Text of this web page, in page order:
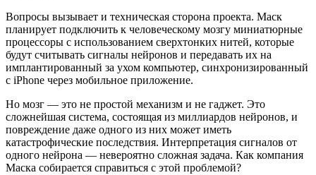
Вопросы вызывает и техническая сторона проекта. Маск
планирует подключить к человеческому мозгу миниатюрные
процессоры с использованием сверхтонких нитей, которые
будут считывать сигналы нейронов и передавать их на
имплантированный за ухом компьютер, синхронизированный
с iPhone через мобильное приложение.
Но мозг — это не простой механизм и не гаджет. Это
сложнейшая система, состоящая из миллиардов нейронов, и
повреждение даже одного из них может иметь
катастрофические последствия. Интерпретация сигналов от
одного нейрона — невероятно сложная задача. Как компания
Маска собирается справиться с этой проблемой?